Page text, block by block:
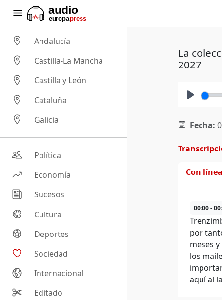
Andalucía
Castilla-La Mancha
Castilla y León
Cataluña
Galicia
Política
Economía
Sucesos
Cultura
Deportes
Sociedad
Internacional
Editado
La
2027
Fecha:
Con
00:00 -
por
meses
los
aquí al